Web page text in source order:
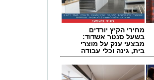
מחירי הקיץ יורדים
בשעל סנטר אשדוד:
מבצעי ענק על מוצרי
בית, גינה וכלי עבודה